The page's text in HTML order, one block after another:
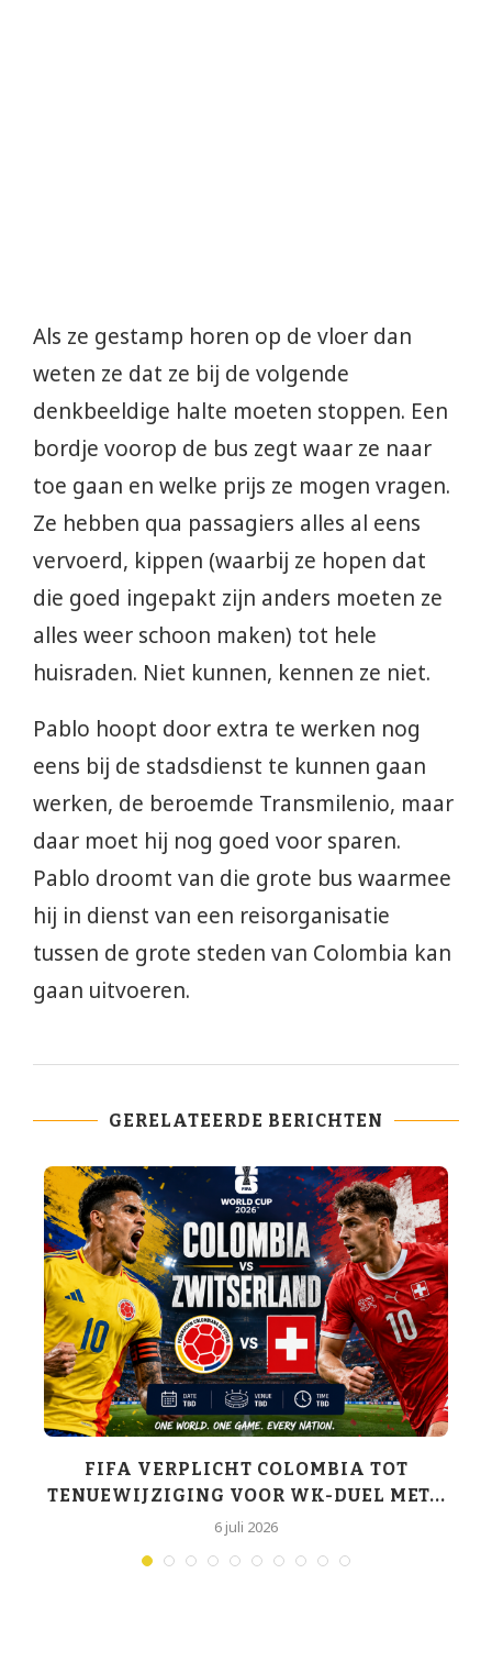
Als ze gestamp horen op de vloer dan
weten ze dat ze bij de volgende
denkbeeldige halte moeten stoppen. Een
bordje voorop de bus zegt waar ze naar
toe gaan en welke prijs ze mogen vragen.
Ze hebben qua passagiers alles al eens
vervoerd, kippen (waarbij ze hopen dat
die goed ingepakt zijn anders moeten ze
alles weer schoon maken) tot hele
huisraden. Niet kunnen, kennen ze niet.
Pablo hoopt door extra te werken nog
eens bij de stadsdienst te kunnen gaan
werken, de beroemde Transmilenio, maar
daar moet hij nog goed voor sparen.
Pablo droomt van die grote bus waarmee
hij in dienst van een reisorganisatie
tussen de grote steden van Colombia kan
gaan uitvoeren.
GERELATEERDE BERICHTEN
FIFA VERPLICHT COLOMBIA TOT
TENUEWIJZIGING VOOR WK-DUEL MET...
6 juli 2026